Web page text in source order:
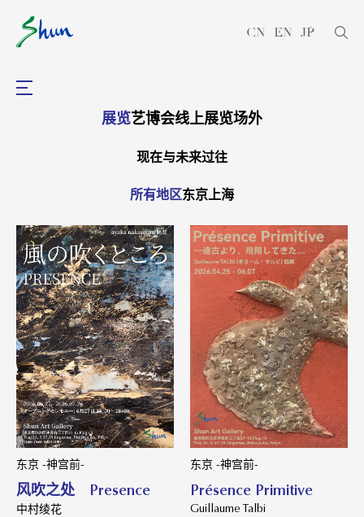
CN EN JP
展览艺博会线上展览场外
现在与未来过往
所有地区东京上海
东京 -神宫前-
风吹之处 Presence
中村绫花
东京 -神宫前-
Présence Primitive
Guillaume Talbi